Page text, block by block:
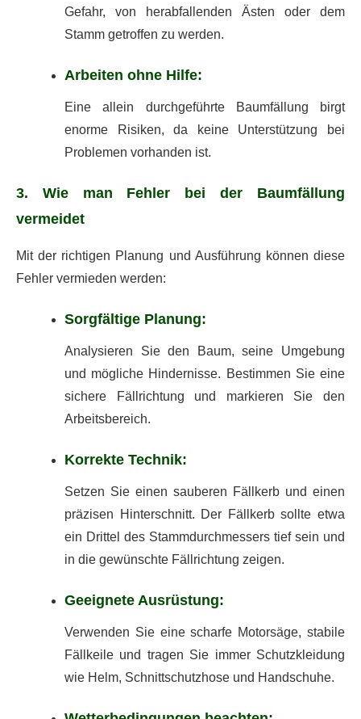
Gefahr, von herabfallenden Ästen oder dem
Stamm getroffen zu werden.
Arbeiten ohne Hilfe:
Eine allein durchgeführte Baumfällung birgt
enorme Risiken, da keine Unterstützung bei
Problemen vorhanden ist.
3. Wie man Fehler bei der Baumfällung
vermeidet
Mit der richtigen Planung und Ausführung können diese
Fehler vermieden werden:
Sorgfältige Planung:
Analysieren Sie den Baum, seine Umgebung
und mögliche Hindernisse. Bestimmen Sie eine
sichere Fällrichtung und markieren Sie den
Arbeitsbereich.
Korrekte Technik:
Setzen Sie einen sauberen Fällkerb und einen
präzisen Hinterschnitt. Der Fällkerb sollte etwa
ein Drittel des Stammdurchmessers tief sein und
in die gewünschte Fällrichtung zeigen.
Geeignete Ausrüstung:
Verwenden Sie eine scharfe Motorsäge, stabile
Fällkeile und tragen Sie immer Schutzkleidung
wie Helm, Schnittschutzhose und Handschuhe.